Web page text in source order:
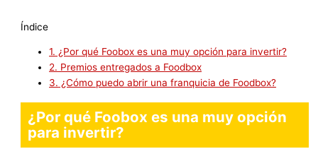
Índice
1. ¿Por qué Foobox es una muy opción para invertir?
2. Premios entregados a Foodbox
3. ¿Cómo puedo abrir una franquicia de Foodbox?
¿Por qué Foobox es una muy opción
para invertir?